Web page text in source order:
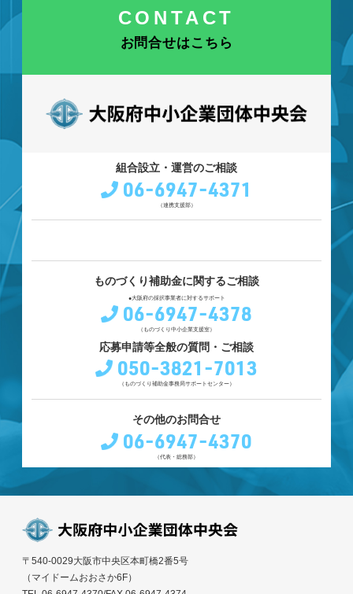
CONTACT
お問合せはこちら
組合設立・運営のご相談
06-6947-4371
（連携支援部）
ものづくり補助金に関するご相談
●大阪府の採択事業者に対するサポート
06-6947-4378
（ものづくり中小企業支援室）
応募申請等全般の質問・ご相談
050-3821-7013
（ものづくり補助金事務局サポートセンター）
その他のお問合せ
06-6947-4370
（代表・総務部）
〒540-0029大阪市中央区本町橋2番5号
（マイドームおおさか6F）